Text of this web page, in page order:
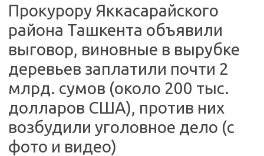
Прокурору Яккасарайского
района Ташкента объявили
выговор, виновные в вырубке
деревьев заплатили почти 2
млрд. сумов (около 200 тыс.
долларов США), против них
возбудили уголовное дело (с
фото и видео)